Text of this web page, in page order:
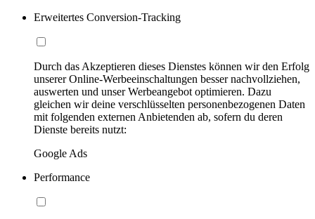
Erweitertes Conversion-Tracking
Durch das Akzeptieren dieses Dienstes können wir den Erfolg
unserer Online-Werbeeinschaltungen besser nachvollziehen,
auswerten und unser Werbeangebot optimieren. Dazu
gleichen wir deine verschlüsselten personenbezogenen Daten
mit folgenden externen Anbietenden ab, sofern du deren
Dienste bereits nutzt:
Google Ads
Performance